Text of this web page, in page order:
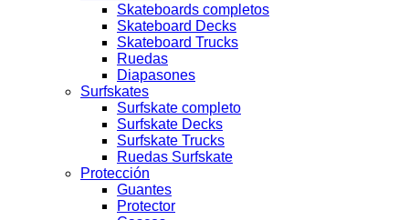
Skateboards completos
Skateboard Decks
Skateboard Trucks
Ruedas
Diapasones
Surfskates
Surfskate completo
Surfskate Decks
Surfskate Trucks
Ruedas Surfskate
Protección
Guantes
Protector